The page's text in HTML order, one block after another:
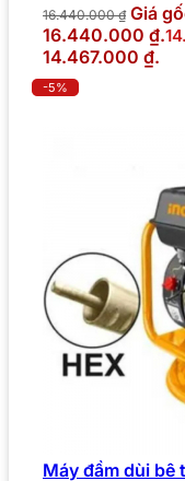
16.440.000₫ Giá
16.440.000 ₫.
14.467.000 ₫.
-5%
Máy đầm dùi bê